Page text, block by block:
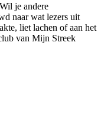
je andere
naar wat lezers uit
liet lachen of aan het
van Mijn Streek